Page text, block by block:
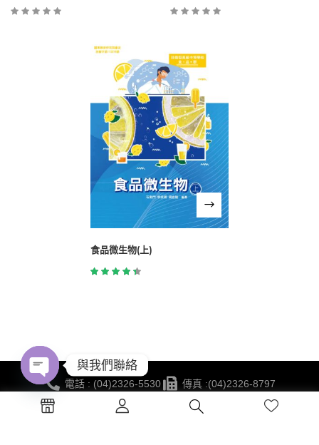
食品微生物(上)
電話 : (04)2326-5530
傳真 :(04)2326-8797
地點 :台中市西區公益路130號7樓
與我們聯絡
Open
chaty